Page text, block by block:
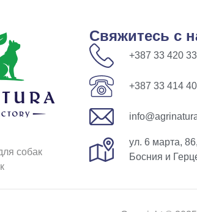
собак
Свяжитесь с
+387 33 420
+387 33 414
ул. 6 марта,
Босния и